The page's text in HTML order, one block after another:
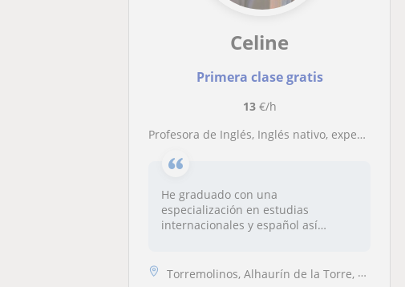
Celine
Primera clase gratis
13€/h
Profesora de Inglés, Inglés nativo, experiencia como una auxiliar de conversación
He graduado con una
especialización en estudias
internacionales y español así
Torremolinos, Alhaurín de la Torre, Benalmádena